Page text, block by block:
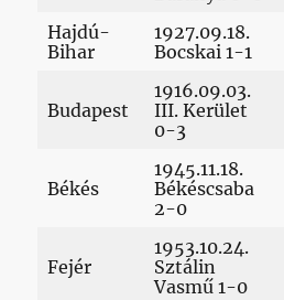
Hajdú-
Bihar
1927.09.18.
Bocskai 1-1
Budapest
1916.09.03.
III. Kerület
0-3
Békés
1945.11.18.
Békéscsaba
2-0
Fejér
1953.10.24.
Sztálin
Vasmű 1-0